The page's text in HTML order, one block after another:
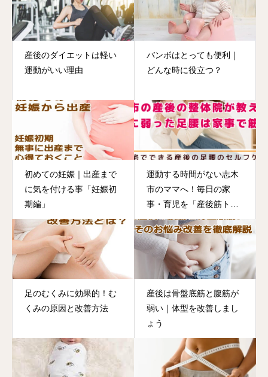
産後のダイエットは軽い
運動がいい理由
バンボはとっても便利｜
どんな時に役立つ？
初めての妊娠｜出産まで
に気を付ける事「妊娠初
期編」
運動する時間がない志木
市のママへ！毎日の家
事・育児を「産後筋ト
レ」に変える簡単メソッ
ド
足のむくみに効果的！む
くみの原因と改善方法
産後は骨盤底筋と腹筋が
弱い｜体型を改善しまし
ょう